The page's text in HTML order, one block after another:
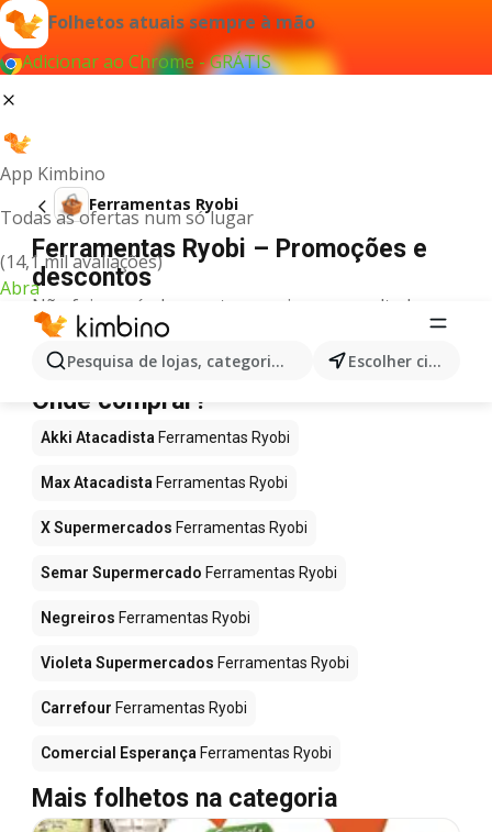
Folhetos atuais sempre à mão
Adicionar ao Chrome - GRÁTIS
App Kimbino
Todas as ofertas num só lugar
(14,1 mil avaliações)
Abra
Pesquisa de lojas, categorias,produtos... Escolher cidade
Ferramentas Ryobi
Ferramentas Ryobi – Promoções e
descontos
Não foi possível encontrar quaisquer resultados
para este termo.
Ferramentas Ryobi em promoção -
Onde comprar?
Akki Atacadista Ferramentas Ryobi
Max Atacadista Ferramentas Ryobi
X Supermercados Ferramentas Ryobi
Semar Supermercado Ferramentas Ryobi
Negreiros Ferramentas Ryobi
Violeta Supermercados Ferramentas Ryobi
Carrefour Ferramentas Ryobi
Comercial Esperança Ferramentas Ryobi
Mais folhetos na categoria